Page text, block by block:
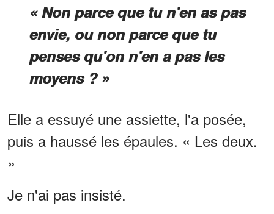
« Non parce que tu n'en as pas
envie, ou non parce que tu
penses qu'on n'en a pas les
moyens ? »
Elle a essuyé une assiette, l'a posée,
puis a haussé les épaules. « Les deux.
»
Je n'ai pas insisté.